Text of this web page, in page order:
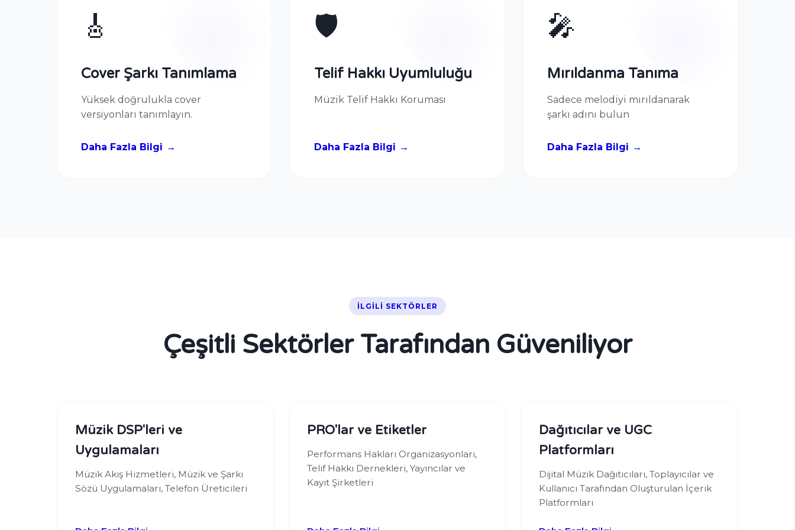
🎸
Cover Şarkı Tanımlama
Yüksek doğrulukla cover
versiyonları tanımlayın.
Daha Fazla Bilgi
🛡️
Telif Hakkı Uyumluluğu
Müzik Telif Hakkı Koruması
Daha Fazla Bilgi
🎤
Mırıldanma Tanıma
Sadece melodiyi mırıldanarak
şarkı adını bulun
Daha Fazla Bilgi
İLGILI SEKTÖRLER
Çeşitli Sektörler Tarafından Güveniliyor
Müzik DSP'leri ve
Uygulamaları
Müzik Akış Hizmetleri, Müzik ve Şarkı
Sözü Uygulamaları, Telefon Üreticileri
PRO'lar ve Etiketler
Performans Hakları Organizasyonları,
Telif Hakkı Dernekleri, Yayıncılar ve
Kayıt Şirketleri
Dağıtıcılar ve UGC
Platformları
Dijital Müzik Dağıtıcıları, Toplayıcılar ve
Kullanıcı Tarafından Oluşturulan İçerik
Platformları